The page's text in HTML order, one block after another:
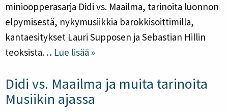
minioopperasarja Didi vs. Maailma, tarinoita luonnon
elpymisestä, nykymusiikkia barokkisoittimilla,
kantaesitykset Lauri Supposen ja Sebastian Hillin
teoksista… Lue lisää »
Didi vs. Maailma ja muita tarinoita
Musiikin ajassa